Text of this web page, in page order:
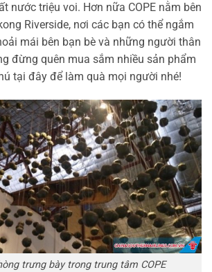
nước triệu voi. Hơn nữa COPE nằm bên
Riverside, nơi các bạn có thể ngắm
mái bên bạn bè và những người thân
đừng quên mua sắm nhiều sản phẩm
tại đây để làm quà mọi người nhé!
trưng bày trong trung tâm COPE